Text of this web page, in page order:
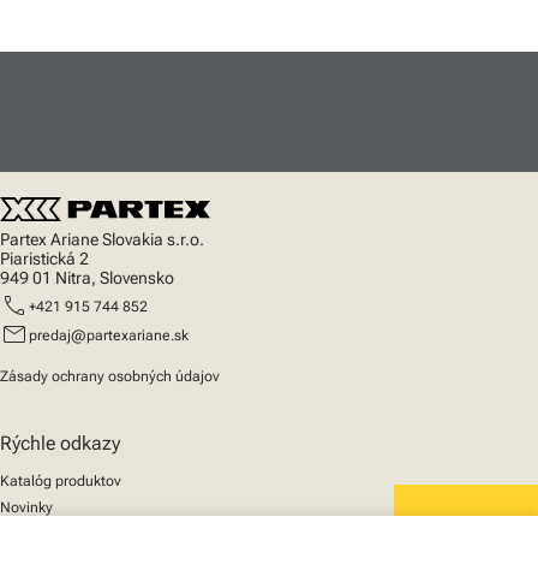
Partex Ariane Slovakia s.r.o.
Piaristická 2
949 01 Nitra, Slovensko
call +421 915 744 852
mail predaj@partexariane.sk
Zásady ochrany osobných údajov
Rýchle odkazy
Katalóg produktov
Novinky